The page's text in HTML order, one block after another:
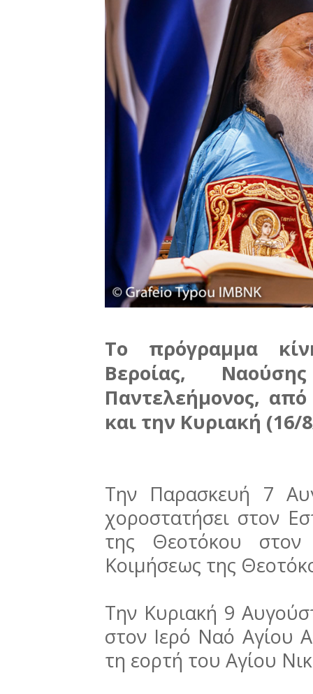
Το πρόγραμμα
Βεροίας,
Παντελεήμονος,
και την Κυριακή (16/
Την Παρασκευή 7
χοροστατήσει στον
της Θεοτόκου στον
Κοιμήσεως της
Την Κυριακή 9
στον Ιερό Ναό Αγίου
τη εορτή του Αγίου